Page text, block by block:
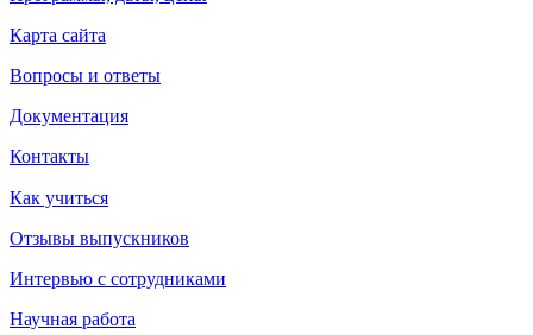
Карта сайта
Вопросы и ответы
Документация
Контакты
Как учиться
Отзывы выпускников
Интервью с сотрудниками
Научная работа